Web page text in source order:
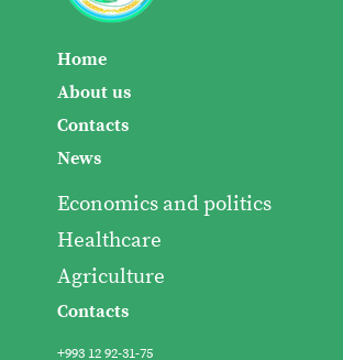
Home
About us
Contacts
News
Economics and politics
Healthcare
Agriculture
Contacts
+993 12 92-31-75